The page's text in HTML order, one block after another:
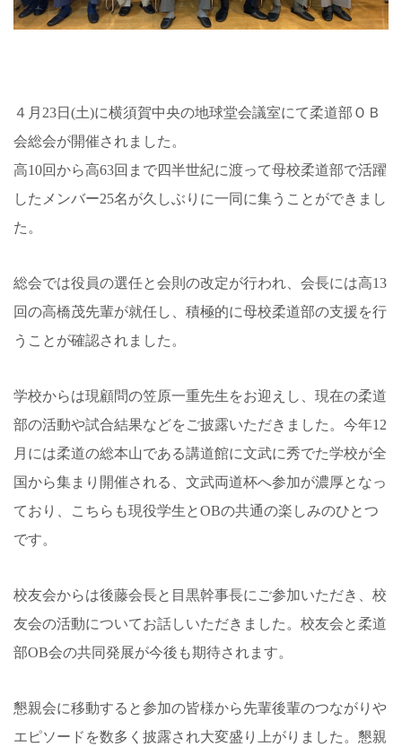
４月23日(土)に横須賀中央の地球堂会議室にて柔道部ＯＢ
会総会が開催されました。
高10回から高63回まで四半世紀に渡って母校柔道部で活躍
したメンバー25名が久しぶりに一同に集うことができまし
た。
総会では役員の選任と会則の改定が行われ、会長には高13
回の高橋茂先輩が就任し、積極的に母校柔道部の支援を行
うことが確認されました。
学校からは現顧問の笠原一重先生をお迎えし、現在の柔道
部の活動や試合結果などをご披露いただきました。今年12
月には柔道の総本山である講道館に文武に秀でた学校が全
国から集まり開催される、文武両道杯へ参加が濃厚となっ
ており、こちらも現役学生とOBの共通の楽しみのひとつ
です。
校友会からは後藤会長と目黒幹事長にご参加いただき、校
友会の活動についてお話しいただきました。校友会と柔道
部OB会の共同発展が今後も期待されます。
懇親会に移動すると参加の皆様から先輩後輩のつながりや
エピソードを数多く披露され大変盛り上がりました。懇親